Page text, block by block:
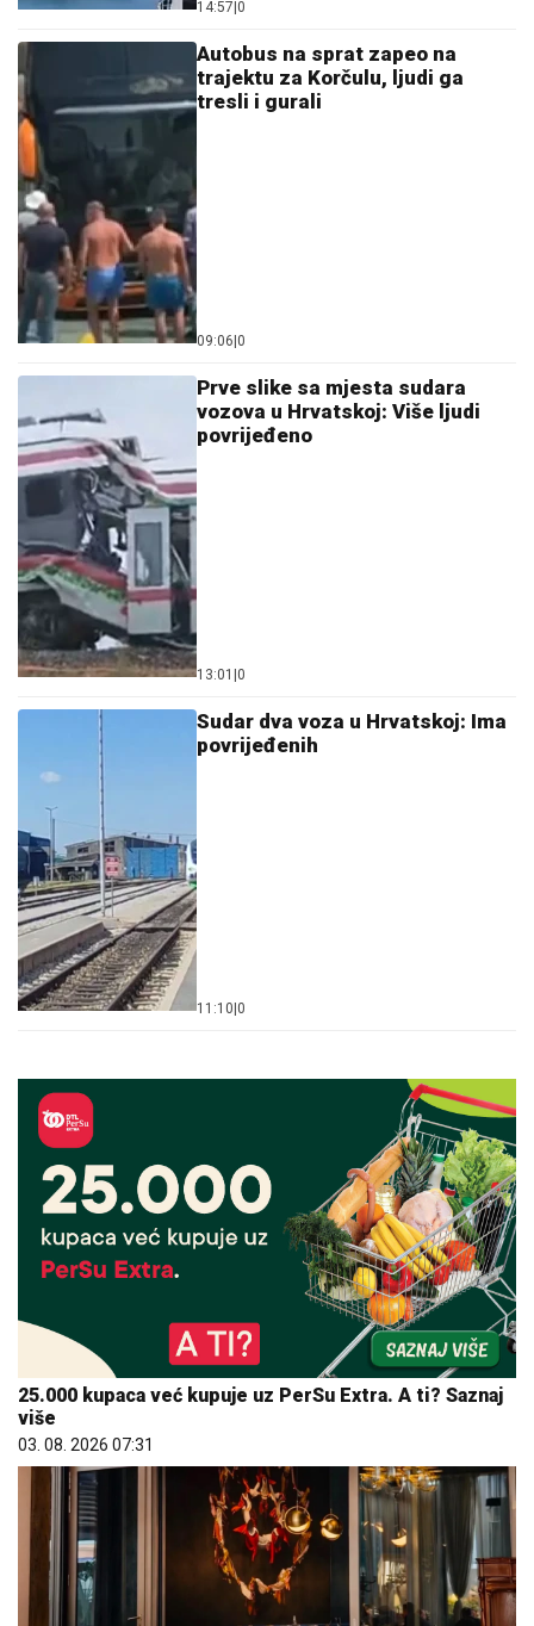
14:57 0
Autobus na sprat zapeo na
trajektu za Korčulu, ljudi ga
tresli i gurali
09:06 0
Prve slike sa mjesta sudara
vozova u Hrvatskoj: Više ljudi
povrijeđeno
13:01 0
Sudar dva voza u Hrvatskoj: Ima
povrijeđenih
11:10 0
25.000 kupaca već kupuje uz PerSu Extra. A ti? Saznaj
više
03. 08. 2026 07:31